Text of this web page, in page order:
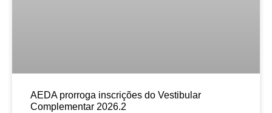
AEDA prorroga inscrições do Vestibular
Complementar 2026.2